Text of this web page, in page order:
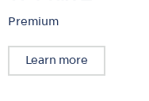
Premium
Learn more